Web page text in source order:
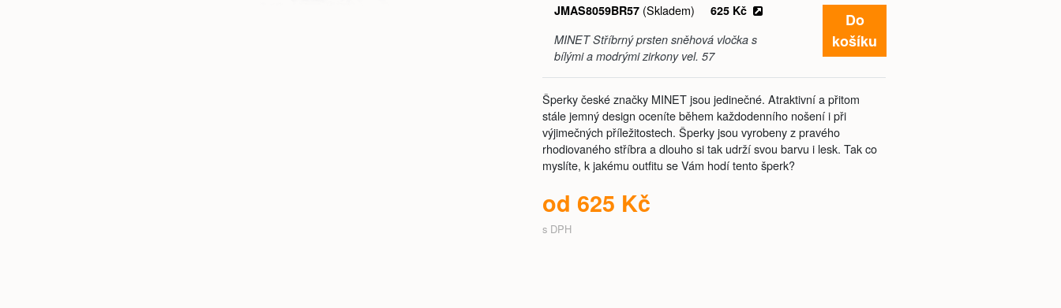
JMAS8059BR57 (Skladem)
625 Kč
MINET Stříbrný prsten sněhová vločka s
bílými a modrými zirkony vel. 57
Do
košíku
Šperky české značky MINET jsou jedinečné. Atraktivní a přitom
stále jemný design oceníte během každodenního nošení i při
výjimečných příležitostech. Šperky jsou vyrobeny z pravého
rhodiovaného stříbra a dlouho si tak udrží svou barvu i lesk. Tak co
myslíte, k jakému outfitu se Vám hodí tento šperk?
od 625 Kč
s DPH